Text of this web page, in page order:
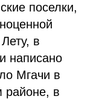
поселки,
в
написано
Мгачи в
районе, в